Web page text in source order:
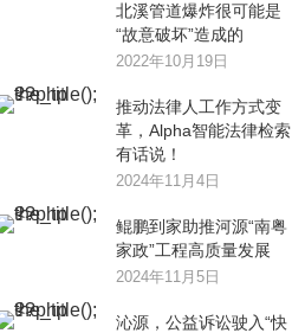
北溪管道爆炸很可能是
“故意破坏”造成的
2022年10月19日
推动法律人工作方式变
革，Alpha智能法律检索
有话说！
2024年11月4日
鲲鹏到家助推河源“南粤
家政”工程高质量发展
2024年11月5日
沁源，公益诉讼驶入“快